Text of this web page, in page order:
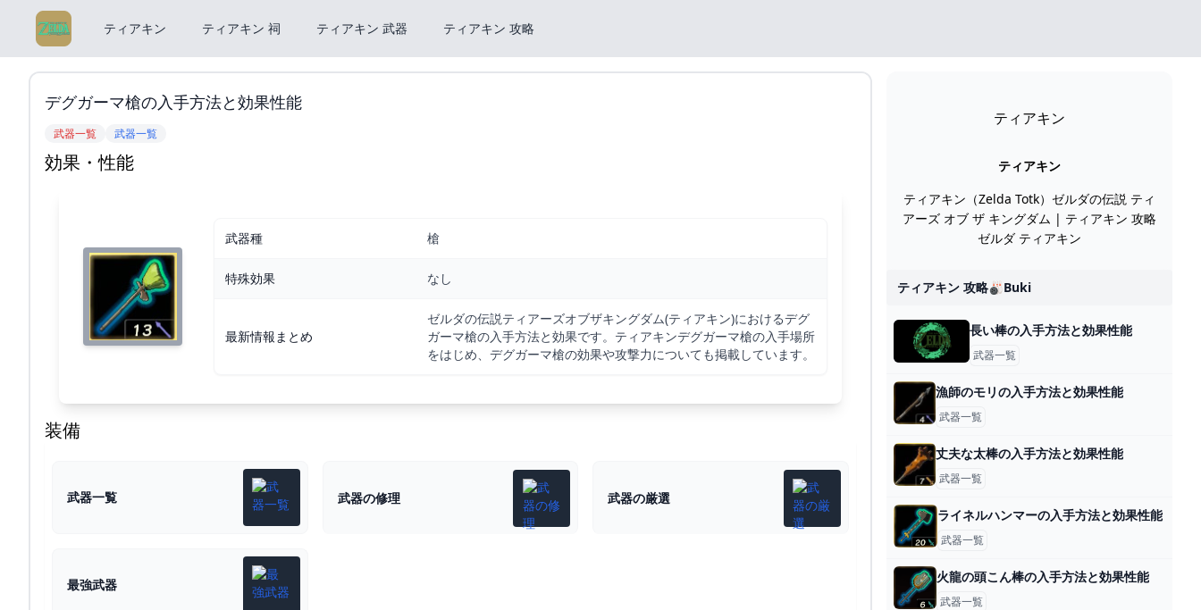
ティアキン ティアキン 祠 ティアキン 武器 ティアキン 攻略
デグガーマ槍の入手方法と効果性能
武器一覧 武器一覧
効果・性能
武器種 槍
特殊効果 なし
最新情報まとめ
ゼルダの伝説ティアーズオブザキングダム(ティアキン)におけるデグ
ガーマ槍の入手方法と効果です。ティアキンデグガーマ槍の入手場所
をはじめ、デグガーマ槍の効果や攻撃力についても掲載しています。
装備
武器一覧 武器の修理 武器の厳選
最強武器
ティアキン
ティアキン
ティアキン（Zelda Totk）ゼルダの伝説 ティ
アーズ オブ ザ キングダム | ティアキン 攻略
ゼルダ ティアキン
ティアキン 攻略🎳buki
長い棒の入手方法と効果性能
武器一覧
漁師のモリの入手方法と効果性能
武器一覧
丈夫な太棒の入手方法と効果性能
武器一覧
ライネルハンマーの入手方法と効果性能
武器一覧
火龍の頭こん棒の入手方法と効果性能
武器一覧